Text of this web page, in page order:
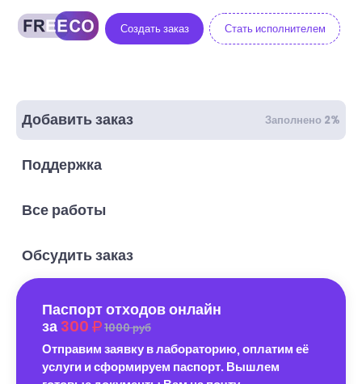
Создать заказ Стать исполнителем
Добавить заказ Заполнено 2%
Поддержка
Все работы
Обсудить заказ
Паспорт отходов онлайн
за 300 1000 руб
Отправим заявку в лабораторию, оплатим её
услуги и сформируем паспорт. Вышлем